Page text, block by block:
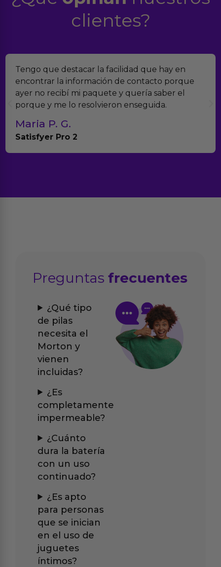
clientes?
que destacar la facilidad que hay en
la información de contacto porque
no recibí mi paquete y quería saber el
y me lo resolvieron enseguida.
P. G.
Pro 2
Preguntasfrecuentes
¿Qué tipo
de pilas
necesita el
Morton y
vienen
incluidas?
¿Es
completamente
impermeable?
¿Cuánto
dura la batería
con un uso
continuado?
¿Es apto
para personas
que se inician
en el uso de
juguetes
íntimos?